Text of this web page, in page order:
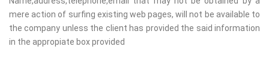
mere action of surfing existing web pages, will not be available to
the company unless the client has provided the said information
in the appropiate box provided